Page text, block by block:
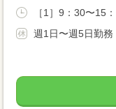
［1］9：30〜15
週1日〜週5日勤